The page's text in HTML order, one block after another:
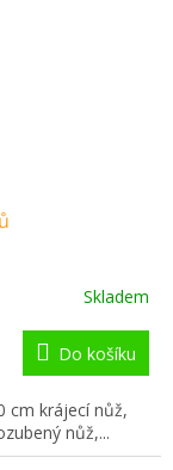
Skladem
Do košíku
cm krájecí nůž,
nůž,...